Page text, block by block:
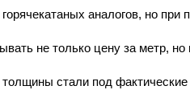
горячекатаных аналогов, но
не только цену за метр,
стали под фактические